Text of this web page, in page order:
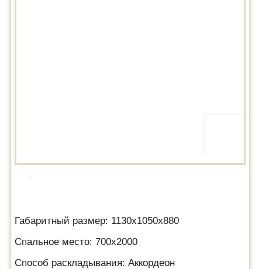
Габаритный размер: 1130х1050х880
Спальное место: 700х2000
Способ раскладывания: Аккордеон